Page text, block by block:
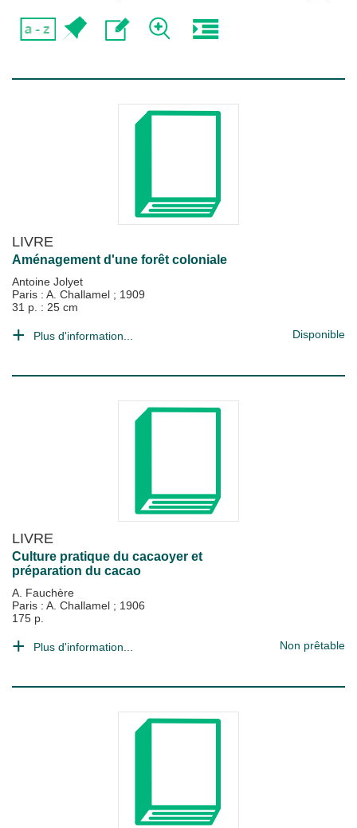
LIVRE
Aménagement d'une forêt coloniale
Antoine Jolyet
Paris : A. Challamel ; 1909
31 p. : 25 cm
Plus d'information... Disponible
LIVRE
Culture pratique du cacaoyer et
préparation du cacao
A. Fauchère
Paris : A. Challamel ; 1906
175 p.
Plus d'information... Non prêtable